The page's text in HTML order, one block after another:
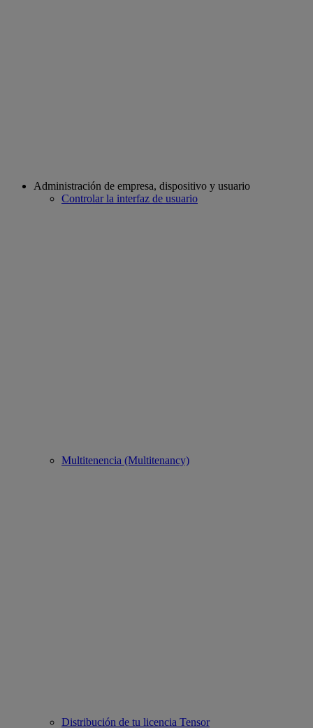
Administración de empresa, dispositivo y usuario
Controlar la interfaz de usuario
Multitenencia (Multitenancy)
Distribución de tu licencia Tensor